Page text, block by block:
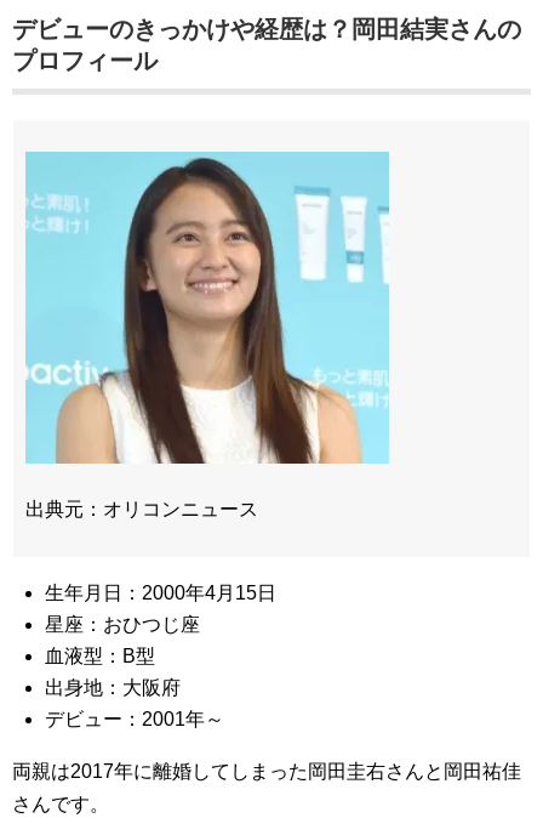
デビューのきっかけや経歴は？岡田結実さんの
プロフィール
出典元：オリコンニュース
生年月日：2000年4月15日
星座：おひつじ座
血液型：B型
出身地：大阪府
デビュー：2001年～
両親は2017年に離婚してしまった岡田圭右さんと岡田祐佳
さんです。